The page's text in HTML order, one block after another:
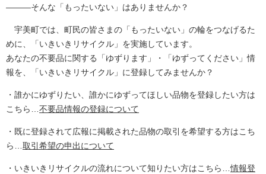
―――そんな「もったいない」はありませんか？
宇美町では、町民の皆さまの「もったいない」の輪をつなげるた
めに、「いきいきリサイクル」を実施しています。
あなたの不要品に関する「ゆずります」・「ゆずってください」情
報を、「いきいきリサイクル」に登録してみませんか？
・誰かにゆずりたい、誰かにゆずってほしい品物を登録したい方は
こちら…不要品情報の登録について
・既に登録されて広報に掲載された品物の取引を希望する方はこち
ら…取引希望の申出について
・いきいきリサイクルの流れについて知りたい方はこちら…情報登